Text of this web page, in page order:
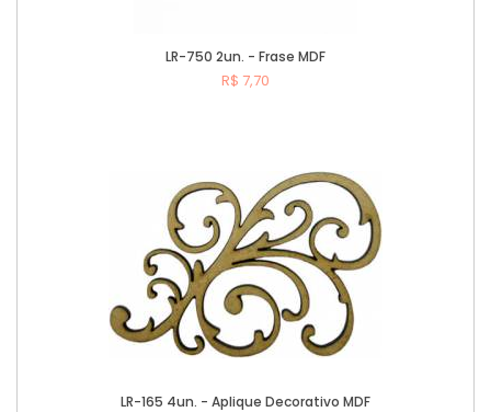
LR-750 2un. - Frase MDF
R$ 7,70
LR-165 4un. - Aplique Decorativo MDF